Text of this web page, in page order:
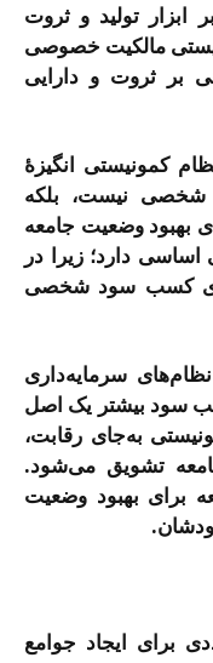
تولید و ثروت
مالکیت خصوصی
بر ثروت و دارایی
کمونیستی انگیزۀ
شخصی نیست، بلکه
بهبود وضعیت جامعه
دارد؛ زیرا در
کسب سود شخصی
سرمایه‌داری
سود بیشتر یک اصل
به‌جای رقابت،
تشویق می‌شود.
برای بهبود وضعیت
برای ایجاد جوامع